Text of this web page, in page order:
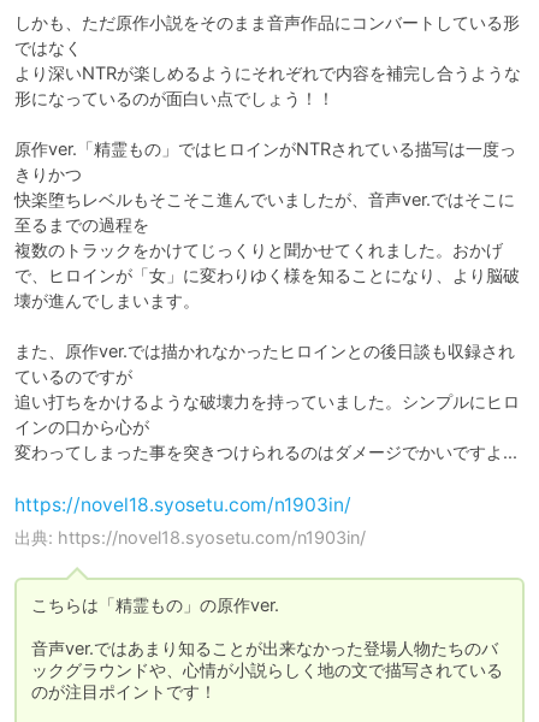
しかも、ただ原作小説をそのまま音声作品にコンバートしている形
ではなく
より深いNTRが楽しめるようにそれぞれで内容を補完し合うような
形になっているのが面白い点でしょう！！
原作ver.「精霊もの」ではヒロインがNTRされている描写は一度っ
きりかつ
快楽堕ちレベルもそこそこ進んでいましたが、音声ver.ではそこに
至るまでの過程を
複数のトラックをかけてじっくりと聞かせてくれました。おかげ
で、ヒロインが「女」に変わりゆく様を知ることになり、より脳破
壊が進んでしまいます。
また、原作ver.では描かれなかったヒロインとの後日談も収録され
ているのですが
追い打ちをかけるような破壊力を持っていました。シンプルにヒロ
インの口から心が
変わってしまった事を突きつけられるのはダメージでかいですよ...
https://novel18.syosetu.com/n1903in/
出典: https://novel18.syosetu.com/n1903in/
こちらは「精霊もの」の原作ver.
音声ver.ではあまり知ることが出来なかった登場人物たちのバ
ックグラウンドや、心情が小説らしく地の文で描写されている
のが注目ポイントです！